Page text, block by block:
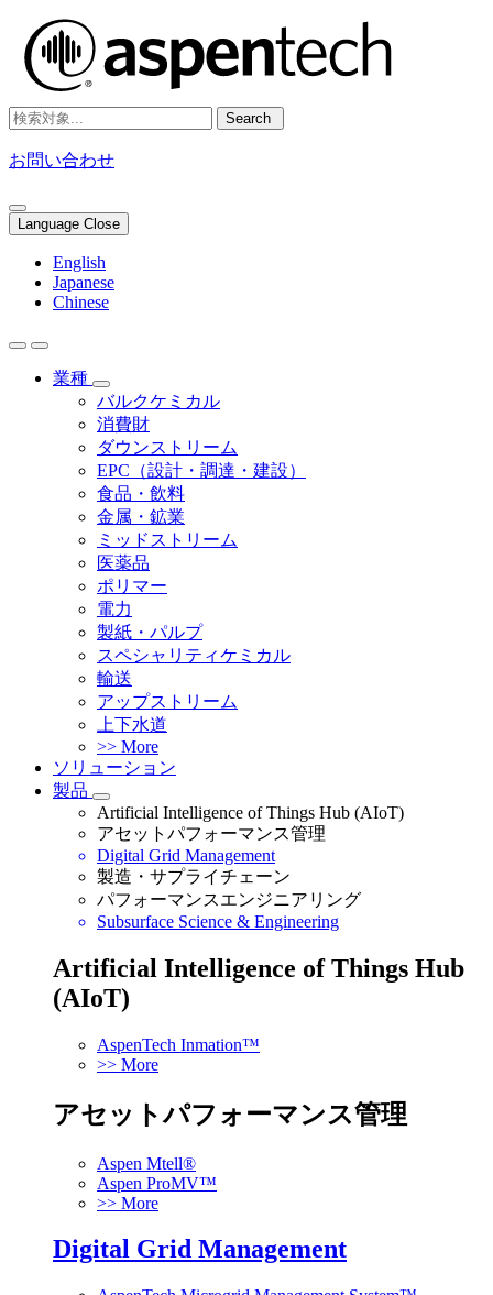
Search
お問い合わせ
Language Close
English
Japanese
Chinese
業種
バルクケミカル
消費財
ダウンストリーム
EPC（設計・調達・建設）
食品・飲料
金属・鉱業
ミッドストリーム
医薬品
ポリマー
電力
製紙・パルプ
スペシャリティケミカル
輸送
アップストリーム
上下水道
>> More
ソリューション
製品
Artificial Intelligence of Things Hub (AIoT)
アセットパフォーマンス管理
Digital Grid Management
製造・サプライチェーン
パフォーマンスエンジニアリング
Subsurface Science & Engineering
Artificial Intelligence of Things Hub
(AIoT)
AspenTech Inmation™
>> More
アセットパフォーマンス管理
Aspen Mtell®
Aspen ProMV™
>> More
Digital Grid Management